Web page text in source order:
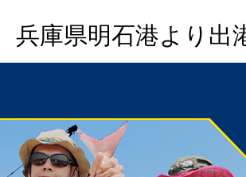
兵庫県明石港より出